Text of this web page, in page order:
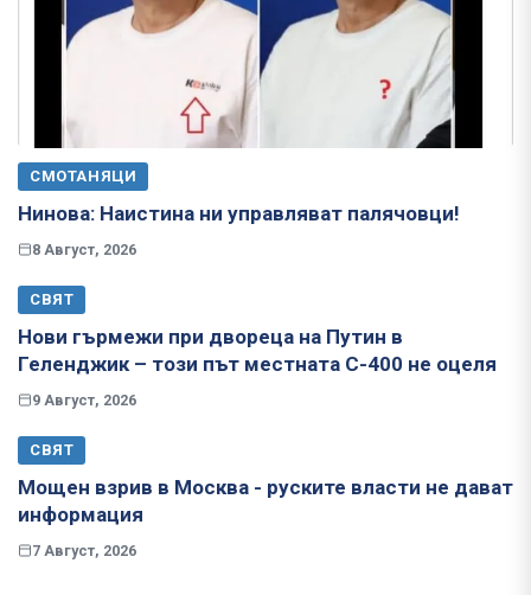
СМОТАНЯЦИ
Нинова: Наистина ни управляват палячовци!
8 Август, 2026
СВЯТ
Нови гърмежи при двореца на Путин в
Геленджик – този път местната С-400 не оцеля
9 Август, 2026
СВЯТ
Мощен взрив в Москва - руските власти не дават
информация
7 Август, 2026